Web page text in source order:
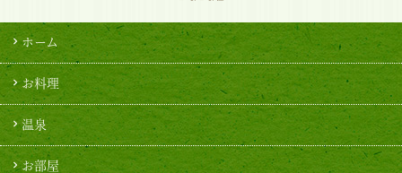
ホーム
お料理
温泉
お部屋